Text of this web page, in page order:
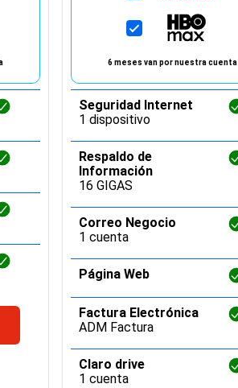
6 meses van por nuestra cuenta
Seguridad Internet
1 dispositivo
Respaldo de
Información
16 GIGAS
Correo Negocio
1 cuenta
Página Web
Factura Electrónica
ADM Factura
Claro drive
1 cuenta